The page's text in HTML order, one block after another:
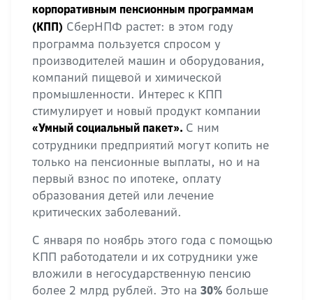
корпоративным пенсионным программам
(КПП) СберНПФ растет: в этом году
программа пользуется спросом у
производителей машин и оборудования,
компаний пищевой и химической
промышленности. Интерес к КПП
стимулирует и новый продукт компании
«Умный социальный пакет». С ним
сотрудники предприятий могут копить не
только на пенсионные выплаты, но и на
первый взнос по ипотеке, оплату
образования детей или лечение
критических заболеваний.
С января по ноябрь этого года с помощью
КПП работодатели и их сотрудники уже
вложили в негосударственную пенсию
более 2 млрд рублей. Это на 30% больше